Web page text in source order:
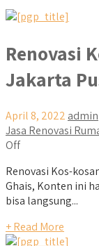
Renovasi
Jakarta
April 8, 2022 admin
Jasa Renovasi
Off
Renovasi Kos-
Ghais, Konten ini
bisa langsung...
+ Read More